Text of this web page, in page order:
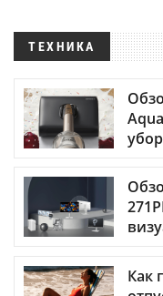
ТЕХНИКА
Как